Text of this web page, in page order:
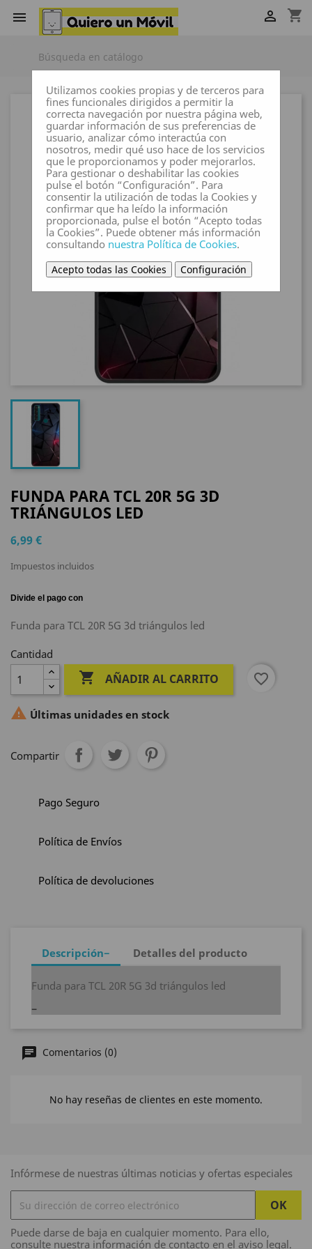
 shopping_cart

FUNDA PARA TCL 20R 5G 3D
TRIÁNGULOS LED
6,99 €
Impuestos incluidos
Funda para TCL 20R 5G 3d triángulos led
Cantidad
 AÑADIR AL CARRITO favorite_border
 Últimas unidades en stock
Compartir
Pago Seguro
Política de Envíos
Política de devoluciones
Descripción Detalles del producto
Funda para TCL 20R 5G 3d triángulos led
Comentarios (0)
No hay reseñas de clientes en este momento.
Infórmese de nuestras últimas noticias y ofertas especiales
Puede darse de baja en cualquier momento. Para ello,
consulte nuestra información de contacto en el aviso legal.
Utilizamos cookies propias y de terceros para
fines funcionales dirigidos a permitir la
correcta navegación por nuestra página web,
guardar información de sus preferencias de
usuario, analizar cómo interactúa con
nosotros, medir qué uso hace de los servicios
que le proporcionamos y poder mejorarlos.
Para gestionar o deshabilitar las cookies
pulse el botón “Configuración”. Para
consentir la utilización de todas la Cookies y
confirmar que ha leído la información
proporcionada, pulse el botón “Acepto todas
la Cookies”. Puede obtener más información
consultando nuestra Política de Cookies.
Acepto todas las Cookies Configuración